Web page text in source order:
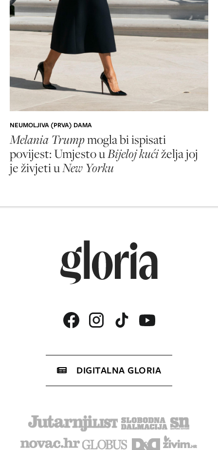
NEUMOLJIVA (PRVA) DAMA
Melania Trumpmogla bi ispisati
povijest: Umjesto uBijeloj kućiželja joj
je živjeti uNew Yorku
DIGITALNA GLORIA